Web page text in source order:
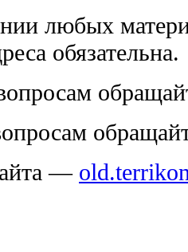
любых
обязательна.
—